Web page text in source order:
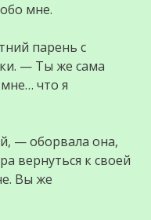
мне.
парень с
— Ты же сама
что я
— оборвала она,
вернуться к своей
Вы же